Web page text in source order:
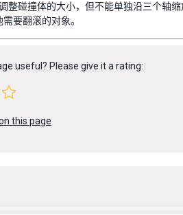
整碰撞体的大小，但不能单独沿三个轴
要翻滚的对象。
useful? Please give it a rating:
this page